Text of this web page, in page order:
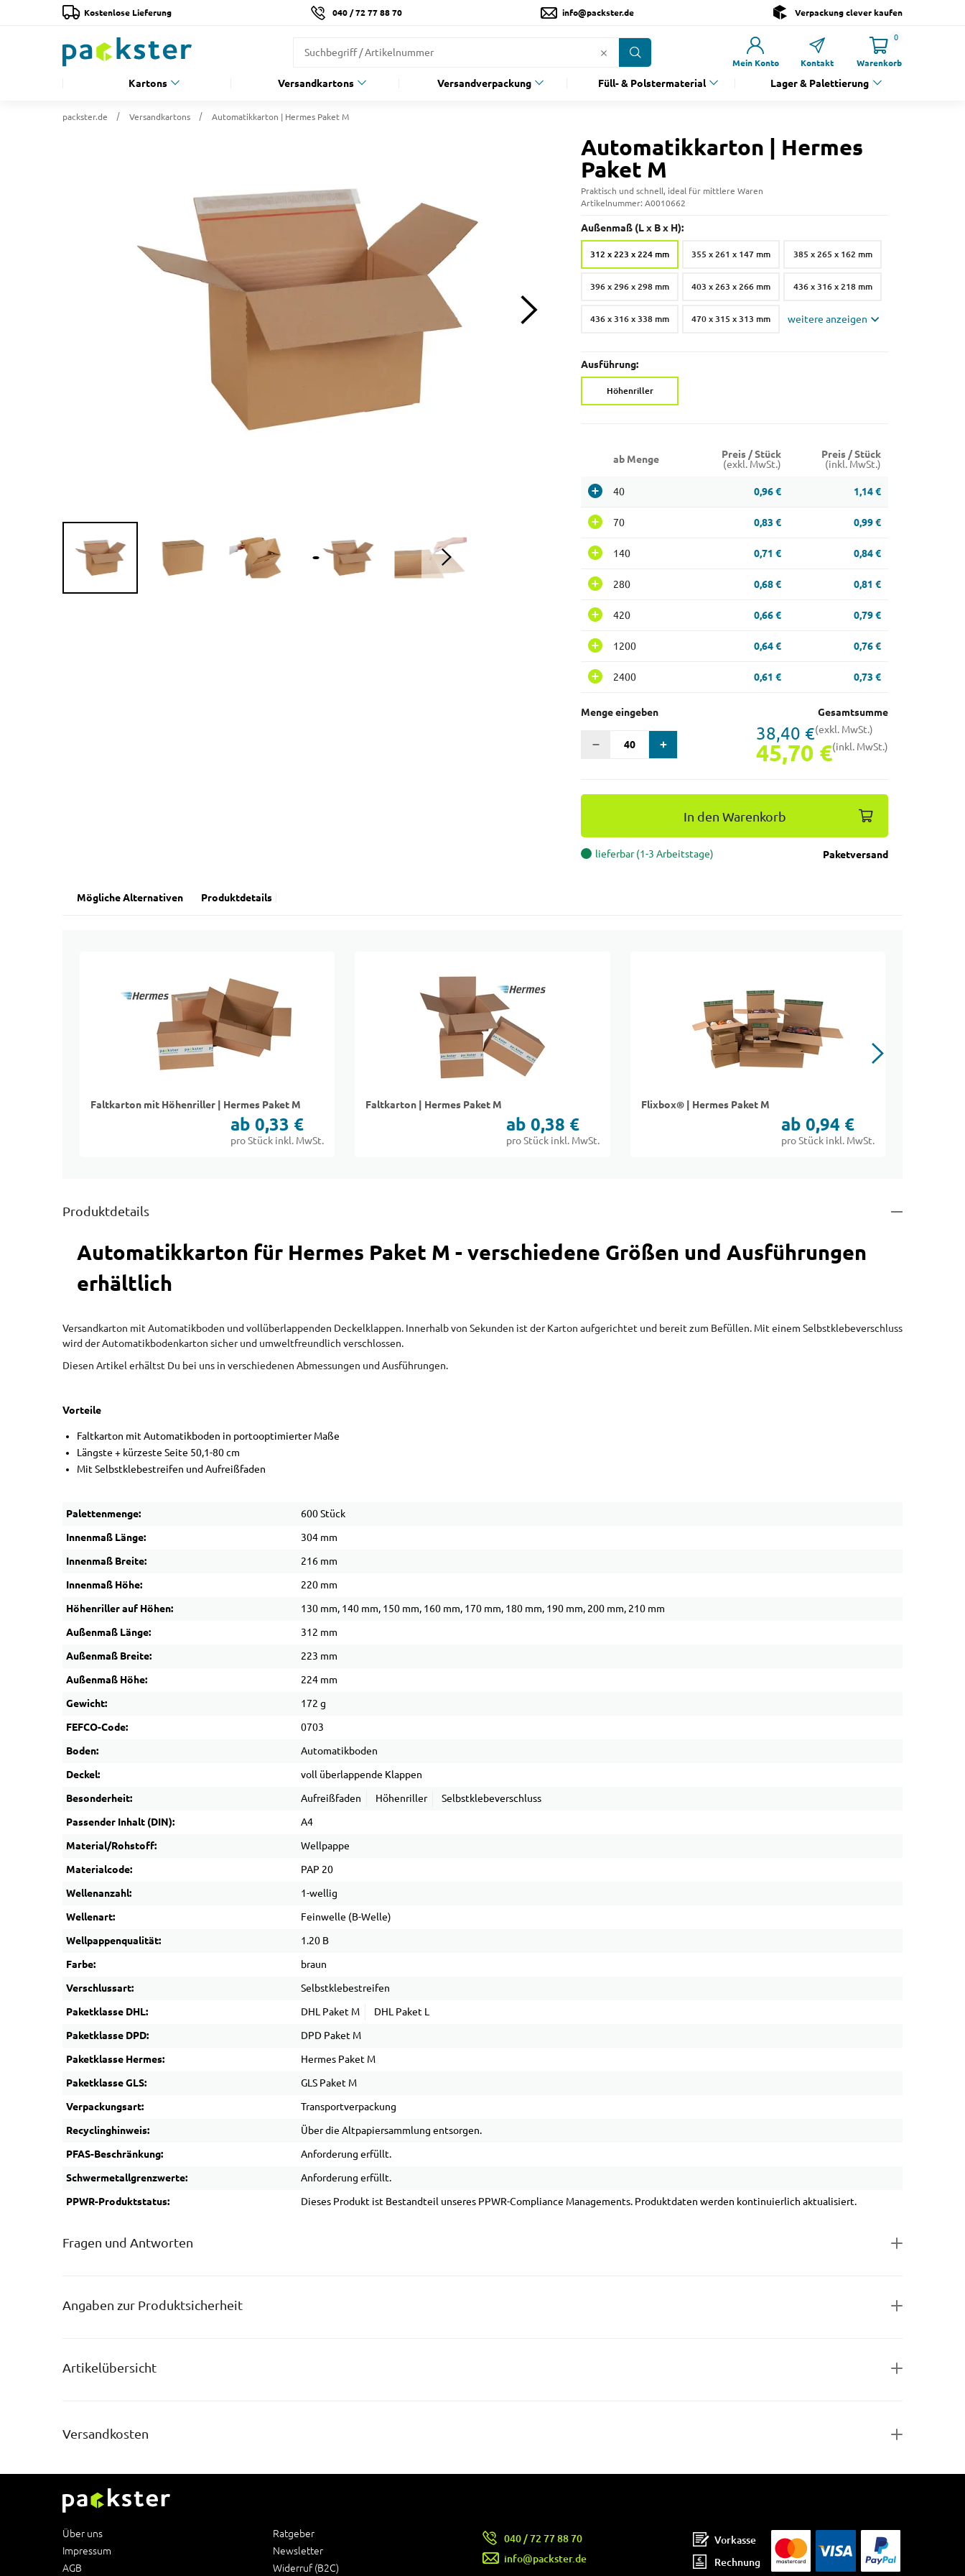
Kostenlose Lieferung 040 / 72 77 88 70 info@packster.de Verpackung clever kaufen
Mein Konto Kontakt
0
Warenkorb
Kartons Versandkartons Versandverpackung Füll- & Polstermaterial Lager & Palettierung
packster.de Versandkartons Automatikkarton | Hermes Paket M
Automatikkarton | Hermes
Paket M
Praktisch und schnell, ideal für mittlere Waren
Artikelnummer: A0010662
Außenmaß (L x B x H):
312 x 223 x 224 mm 355 x 261 x 147 mm 385 x 265 x 162 mm
396 x 296 x 298 mm 403 x 263 x 266 mm 436 x 316 x 218 mm
436 x 316 x 338 mm 470 x 315 x 313 mm weitere anzeigen
Ausführung:
Höhenriller
ab Menge
Preis / Stück
(exkl. MwSt.)
Preis / Stück
(inkl. MwSt.)
40 0,96 € 1,14 €
70 0,83 € 0,99 €
140 0,71 € 0,84 €
280 0,68 € 0,81 €
420 0,66 € 0,79 €
1200 0,64 € 0,76 €
2400 0,61 € 0,73 €
Menge eingeben Gesamtsumme
38,40 €(exkl. MwSt.)
45,70 €(inkl. MwSt.)
In den Warenkorb
lieferbar (1-3 Arbeitstage) Paketversand
Mögliche Alternativen Produktdetails
Faltkarton mit Höhenriller | Hermes Paket M
ab 0,33 €
pro Stück inkl. MwSt.
Faltkarton | Hermes Paket M
ab 0,38 €
pro Stück inkl. MwSt.
Flixbox® | Hermes Paket M
ab 0,94 €
pro Stück inkl. MwSt.
Produktdetails
Automatikkarton für Hermes Paket M - verschiedene Größen und Ausführungen
erhältlich
Versandkarton mit Automatikboden und vollüberlappenden Deckelklappen. Innerhalb von Sekunden ist der Karton aufgerichtet und bereit zum Befüllen. Mit einem Selbstklebeverschluss
wird der Automatikbodenkarton sicher und umweltfreundlich verschlossen.
Diesen Artikel erhältst Du bei uns in verschiedenen Abmessungen und Ausführungen.
Vorteile
Faltkarton mit Automatikboden in portooptimierter Maße
Längste + kürzeste Seite 50,1-80 cm
Mit Selbstklebestreifen und Aufreißfaden
Palettenmenge: 600 Stück
Innenmaß Länge: 304 mm
Innenmaß Breite: 216 mm
Innenmaß Höhe: 220 mm
Höhenriller auf Höhen: 130 mm, 140 mm, 150 mm, 160 mm, 170 mm, 180 mm, 190 mm, 200 mm, 210 mm
Außenmaß Länge: 312 mm
Außenmaß Breite: 223 mm
Außenmaß Höhe: 224 mm
Gewicht: 172 g
FEFCO-Code: 0703
Boden: Automatikboden
Deckel: voll überlappende Klappen
Besonderheit: Aufreißfaden Höhenriller Selbstklebeverschluss
Passender Inhalt (DIN): A4
Material/Rohstoff: Wellpappe
Materialcode: PAP 20
Wellenanzahl: 1-wellig
Wellenart: Feinwelle (B-Welle)
Wellpappenqualität: 1.20 B
Farbe: braun
Verschlussart: Selbstklebestreifen
Paketklasse DHL: DHL Paket M DHL Paket L
Paketklasse DPD: DPD Paket M
Paketklasse Hermes: Hermes Paket M
Paketklasse GLS: GLS Paket M
Verpackungsart: Transportverpackung
Recyclinghinweis: Über die Altpapiersammlung entsorgen.
PFAS-Beschränkung: Anforderung erfüllt.
Schwermetallgrenzwerte: Anforderung erfüllt.
PPWR-Produktstatus: Dieses Produkt ist Bestandteil unseres PPWR-Compliance Managements. Produktdaten werden kontinuierlich aktualisiert.
Fragen und Antworten
Angaben zur Produktsicherheit
Artikelübersicht
Versandkosten
Über uns
Impressum
AGB
Ratgeber
Newsletter
Widerruf (B2C)
040 / 72 77 88 70
info@packster.de
Vorkasse
Rechnung